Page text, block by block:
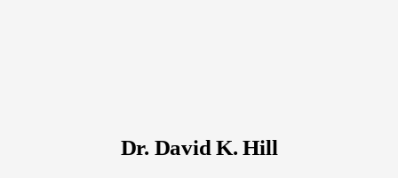
Dr. David K. Hill